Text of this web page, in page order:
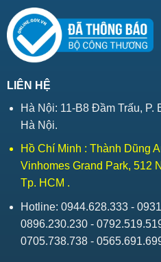
LIÊN HỆ
Hà Nội: 11-B8 Đầm Trấu,
Hà Nội.
Hồ Chí Minh : Thành Dũng
Vinhomes Grand Park, 512
Tp. HCM .
Hotline: 0944.628.333 -
0896.230.230 -
0705.738.738 -